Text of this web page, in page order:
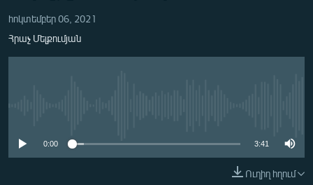
ՂԱՐԱԲԱՂ
ՄՇԱԿՈՒՅԹ
հոկտեմբեր 06, 2021
Հրաչ Մելքումյան
0:00 3:41
Ուղիղ հղում